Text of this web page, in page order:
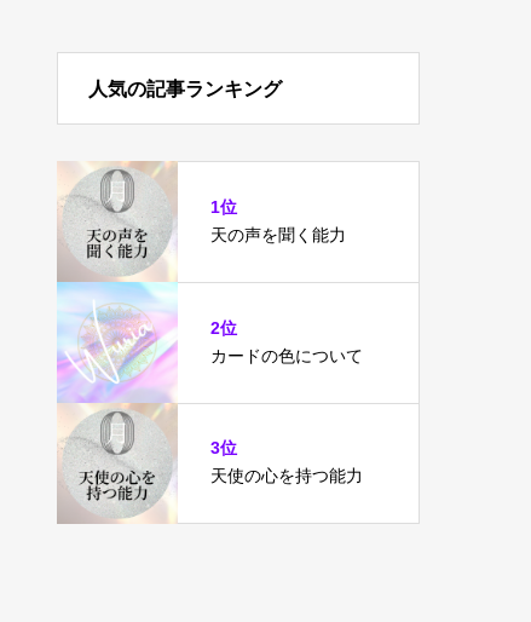
人気の記事ランキング
1位
天の声を聞く能力
2位
カードの色について
3位
天使の心を持つ能力